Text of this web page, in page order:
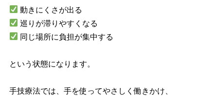
動きにくさが出る
巡りが滞りやすくなる
同じ場所に負担が集中する
という状態になります。
手技療法では、手を使ってやさしく働きかけ、